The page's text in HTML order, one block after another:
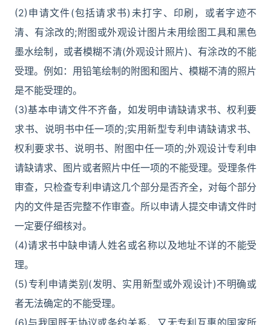
(2)申请文件(包括请求书)未打字、印刷，或者字迹不
清、有涂改的;附图或外观设计图片未用绘图工具和黑色
墨水绘制，或者模糊不清(外观设计照片)、有涂改的不能
受理。例如：用铅笔绘制的附图和图片、模糊不清的照片
是不能受理的。
(3)基本申请文件不齐备，如发明申请缺请求书、权利要
求书、说明书中任一项的;实用新型专利申请缺请求书、
权利要求书、说明书、附图中任一项的;外观设计专利申
请缺请求、图片或者照片中任一项的不能受理。受理条件
审查，只检查专利申请这几个部分是否齐全，对每个部分
内的文件是否完整不作审查。所以申请人提交申请文件时
一定要仔细核对。
(4)请求书中缺申请人姓名或名称以及地址不详的不能受
理。
(5)专利申请类别(发明、实用新型或外观设计)不明确或
者无法确定的不能受理。
(6)与我国既无协议或条约关系、又无专利互惠的国家所